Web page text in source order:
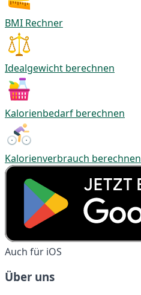
BMI Rechner
Idealgewicht berechnen
Kalorienbedarf berechnen
Kalorienverbrauch berechnen
Auch für iOS
Über uns